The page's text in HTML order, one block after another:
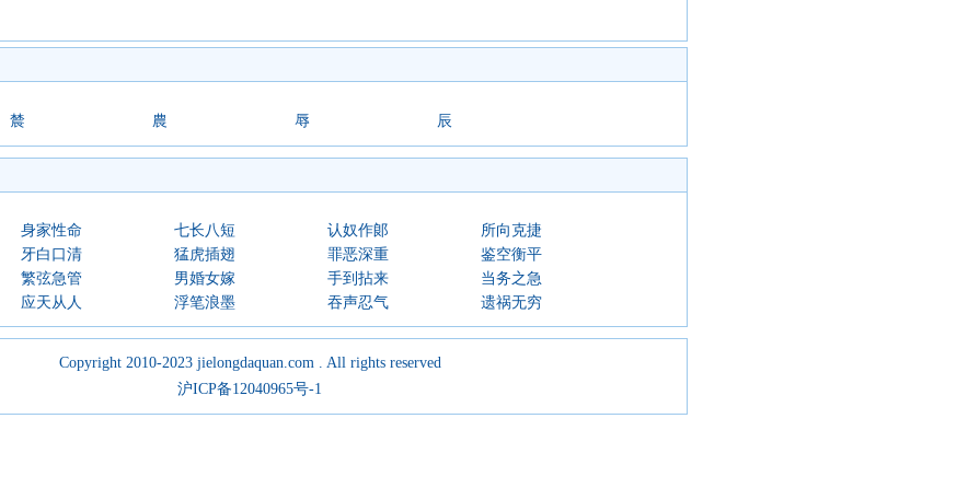
辳 農 辱 辰
身家性命 七长八短 认奴作郞
所向克捷
牙白口清 猛虎插翅 罪恶深重
鉴空衡平
繁弦急管 男婚女嫁 手到拈来
当务之急
应天从人 浮笔浪墨 吞声忍气 遗祸无穷
Copyright 2010-2023 jielongdaquan.com . All rights reserved
沪ICP备12040965号-1